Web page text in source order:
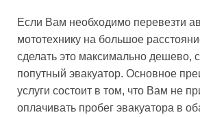
Если Вам необходимо перевезти
мототехнику на большое
сделать это максимально дешево,
попутный эвакуатор. Основное
услуги состоит в том, что Вам не
оплачивать пробег эвакуатора в